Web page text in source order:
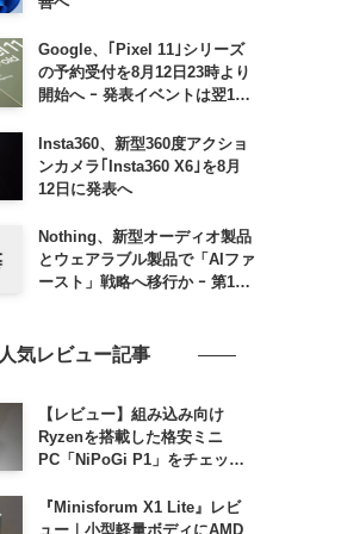
Google、｢Pixel 11｣シリーズ
の予約受付を8月12日23時より
開始へ ｰ 発表イベントは翌13
Insta360、新型360度アクショ
ンカメラ｢Insta360 X6｣を8月
12日に発表へ
Nothing、新型オーディオ製品
とウェアラブル製品で「AIファ
ースト」戦略へ移行か ｰ 第1弾
人気レビュー記事
【レビュー】組み込み向け
Ryzenを搭載した格安ミニ
PC「NiPoGi P1」をチェック
高性能
『Minisforum X1 Lite』レビ
ュー｜小型軽量ボディにAMD